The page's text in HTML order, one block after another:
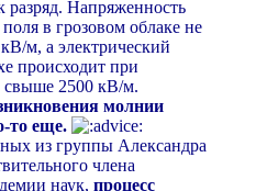
разряд. Напряженность
поля в грозовом облаке не
м, а электрический
происходит при
свыше 2500 кВ/м.
молнии
то еще.
из группы Александра
члена
наук, процесс